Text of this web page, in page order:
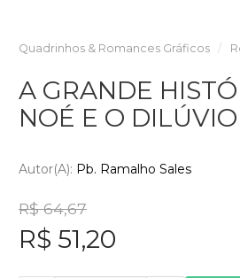
Quadrinhos & Romances Gráficos
A GRANDE
NOÉ E O DILÚVIO
Autor(a): Pb. Ramalho Sales
R$ 64,67
R$ 51,20